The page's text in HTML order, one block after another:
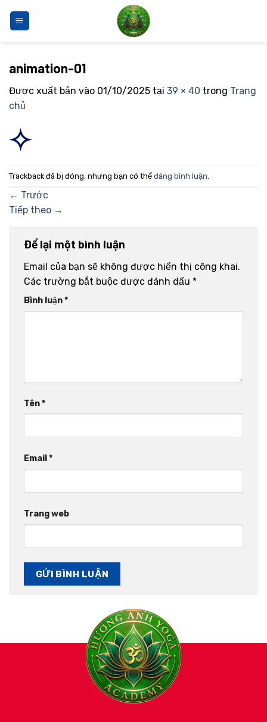
qua
animation-01
Được xuất bản vào 01/10/2025 tại 39 × 40 trong Trang
chủ
Trackback đã bị đóng, nhưng bạn có thể đăng bình luận
← Trước
Tiếp theo →
Để lại một bình luận
Email của bạn sẽ không được hiển thị công khai.
Các trường bắt buộc được đánh dấu *
Bình luận*
Tên*
Email*
Trang web